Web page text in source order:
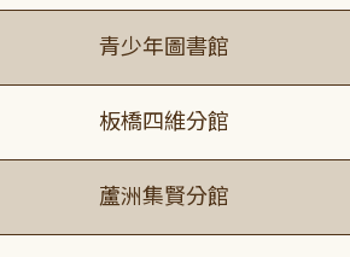
青少年圖書館
板橋四維分館
蘆洲集賢分館